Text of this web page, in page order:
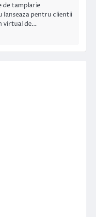
de tamplarie
lanseaza pentru clientii
virtual de…